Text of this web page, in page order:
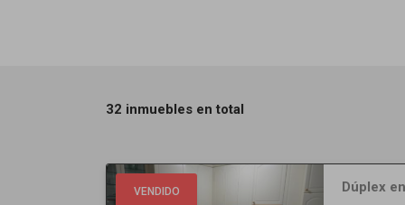
32 inmuebles en total
VENDIDO
Previous Next
Dúplex